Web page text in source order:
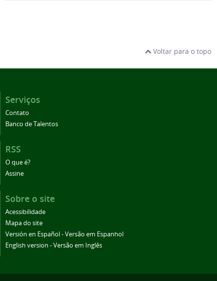
Voltar para o topo
Serviços
Contato
Banco de Talentos
RSS
O que é?
Assine
Sobre o site
Acessibilidade
Mapa do site
Versión en Español - Versão em Espanhol
English version - Versão em Inglês